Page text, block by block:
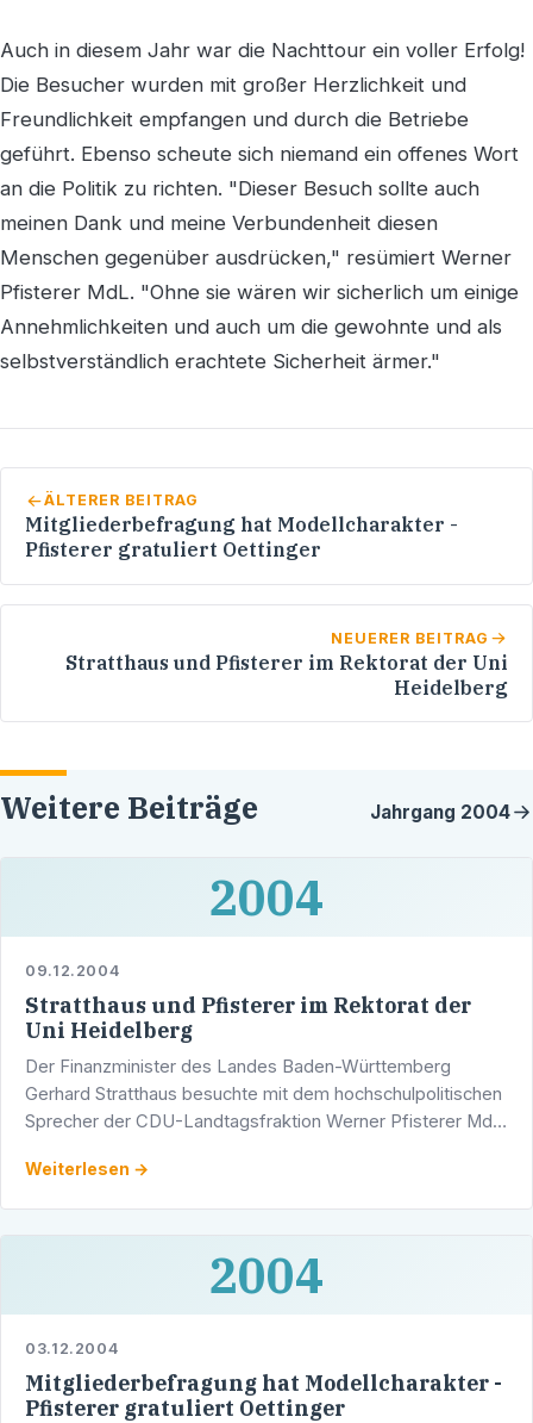
Auch in diesem Jahr war die Nachttour ein voller Erfolg!
Die Besucher wurden mit großer Herzlichkeit und
Freundlichkeit empfangen und durch die Betriebe
geführt. Ebenso scheute sich niemand ein offenes Wort
an die Politik zu richten. "Dieser Besuch sollte auch
meinen Dank und meine Verbundenheit diesen
Menschen gegenüber ausdrücken," resümiert Werner
Pfisterer MdL. "Ohne sie wären wir sicherlich um einige
Annehmlichkeiten und auch um die gewohnte und als
selbstverständlich erachtete Sicherheit ärmer."
ÄLTERER BEITRAG
Mitgliederbefragung hat Modellcharakter -
Pfisterer gratuliert Oettinger
NEUERER BEITRAG
Stratthaus und Pfisterer im Rektorat der Uni
Heidelberg
Weitere Beiträge Jahrgang 2004
2004
09.12.2004
Stratthaus und Pfisterer im Rektorat der
Uni Heidelberg
Der Finanzminister des Landes Baden-Württemberg
Gerhard Stratthaus besuchte mit dem hochschulpolitischen
Sprecher der CDU-Landtagsfraktion Werner Pfisterer MdL
Prof. …
Weiterlesen →
2004
03.12.2004
Mitgliederbefragung hat Modellcharakter -
Pfisterer gratuliert Oettinger